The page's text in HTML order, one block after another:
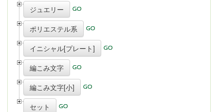
ジュエリー
ポリエステル系
イニシャル[プレート]
編こみ文字
編こみ文字[小]
セット